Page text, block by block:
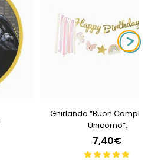
Ghirlanda “Buon
Unicorno”.
7,40€